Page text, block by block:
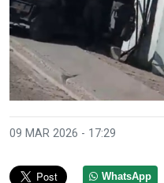
09 MAR 2026 - 17:29
WhatsApp